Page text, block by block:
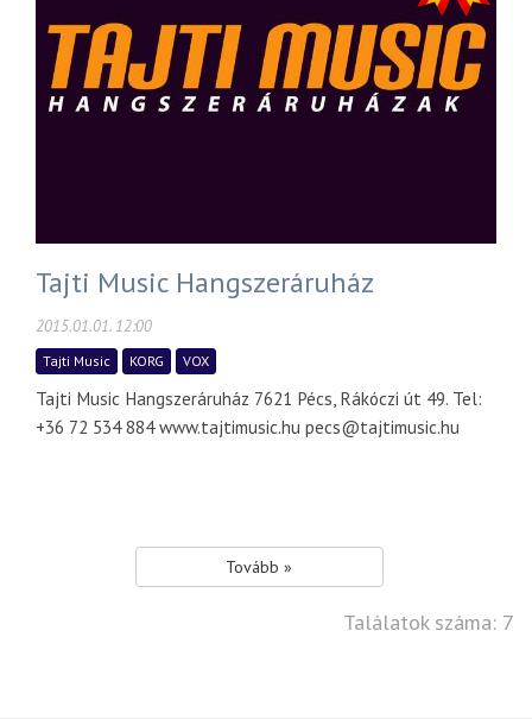
Tajti Music Hangszeráruház
2015.01.01. 12:00
Tajti Music KORG VOX
Tajti Music Hangszeráruház 7621 Pécs, Rákóczi út 49. Tel:
+36 72 534 884 www.tajtimusic.hu pecs@tajtimusic.hu
Tovább »
Találatok száma: 7